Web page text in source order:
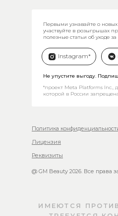
@ GM Beauty 2026. Все права
Политика
ИМЕЮТСЯ
Instagram*
Первыми узнавайте о новых
участвуйте в розыгрышах
полезные статьи об уходе
*проект Meta Platforms Inc.,
которой в России
Не упустите выгоду.
Лицензия
Реквизиты